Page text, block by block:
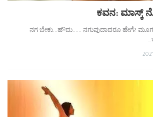
ಕವನ: ಮಾಸ್ಕ್
ನಗ ಬೇಕು...ಹೌದು...... ನಗುವುದಾದರೂ ಹೇಗೆ?